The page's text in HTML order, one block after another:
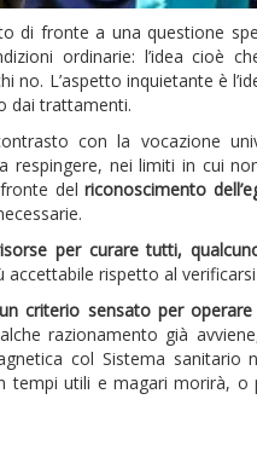
di fronte a una questione
ordinarie: l’idea cioè
no. L’aspetto inquietante è
dai trattamenti.
con la vocazione
respingere, nei limiti in cui
fronte delriconoscimento
per curare tutti,
accettabile rispetto al
criterio sensato per
razionamento già
col Sistema sanitario
tempi utili e magari morirà,